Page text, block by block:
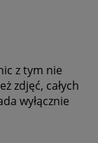
z tym nie
zdjęć, całych
wyłącznie